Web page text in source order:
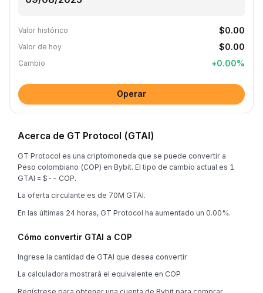
Valor histórico $0.00
Valor de hoy $0.00
Cambio +0.00%
Operar
Acerca de GT Protocol (GTAI)
GT Protocol es una criptomoneda que se puede convertir a
Peso colombiano (COP) en Bybit. El tipo de cambio actual es 1
GTAI = $-- COP.
La oferta circulante es de 70M GTAI.
En las últimas 24 horas, GT Protocol ha aumentado un 0.00%.
Cómo convertir GTAI a COP
Ingrese la cantidad de GTAI que desea convertir
La calculadora mostrará el equivalente en COP
Regístrese para obtener una cuenta de Bybit para comprar,